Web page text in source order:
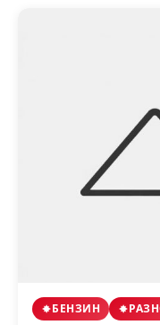
БЕНЗИН